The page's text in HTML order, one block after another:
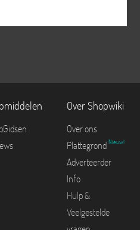
Over Shopwiki
Over ons
Plattegrond Nieuw!
Adverteerder
Info
Hulp &
Veelgestelde